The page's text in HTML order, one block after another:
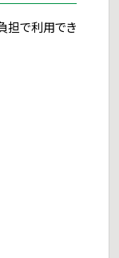
担で利用でき